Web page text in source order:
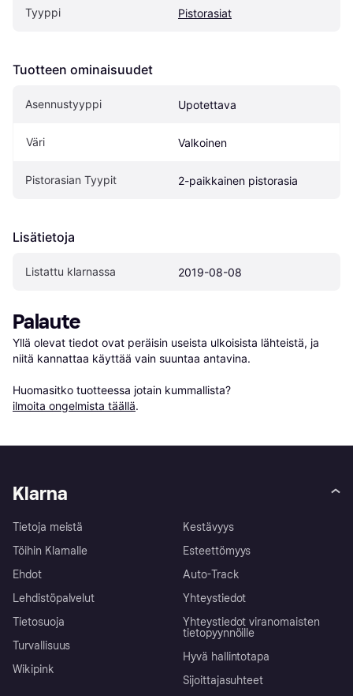
Tyyppi Pistorasiat
Tuotteen ominaisuudet
Asennustyyppi Upotettava
Väri Valkoinen
Pistorasian Tyypit 2-paikkainen pistorasia
Lisätietoja
Listattu klarnassa 2019-08-08
Palaute
Yllä olevat tiedot ovat peräisin useista ulkoisista lähteistä, ja
niitä kannattaa käyttää vain suuntaa antavina.
Huomasitko tuotteessa jotain kummallista?
ilmoita ongelmista täällä.
Klarna
Tietoja meistä
Töihin Klarnalle
Ehdot
Lehdistöpalvelut
Tietosuoja
Turvallisuus
Wikipink
Kestävyys
Esteettömyys
Auto-Track
Yhteystiedot
Yhteystiedot viranomaisten
tietopyynnöille
Hyvä hallintotapa
Sijoittajasuhteet